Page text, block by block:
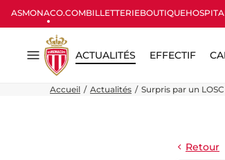
ASMONACO.COMBILLETTERIEBOUTIQUE
Menu
ACTUALITÉS EFFECTIF
Accueil Actualités Surpris par un
Retour